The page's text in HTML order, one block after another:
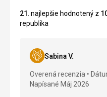
21 . najlepšie hodnotený z
republika
Sabina V.
Overená recenzia
Napísané Máj 2026